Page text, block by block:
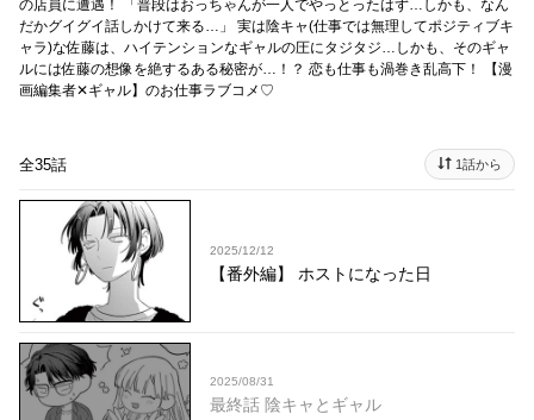
の店員に遭遇！ 「普段はおっちゃんが一人でやっとったはず…しかも、なん
だかグイグイ話しかけて来る…」 実は陰キャ(仕事では無理してポジティブキ
ャラ)な佐藤は、ハイテンションなギャルの圧にタジタジ…しかも、そのギャ
ルには佐藤の想像を絶するある秘密が…！？ 恋も仕事も渦巻き乱高下！ 【漫
画編集者✕ギャル】のお仕事ラブコメ♡
全35話 1話から
2025/12/12
【番外編】 ホストになった日
2025/08/31
最終話 陰キャとギャル